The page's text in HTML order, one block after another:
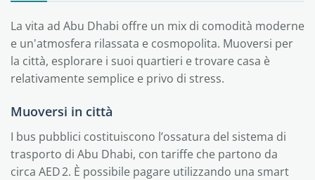
La vita ad Abu Dhabi offre un mix di comodità moderne
e un'atmosfera rilassata e cosmopolita. Muoversi per
la città, esplorare i suoi quartieri e trovare casa è
relativamente semplice e privo di stress.
Muoversi in città
I bus pubblici costituiscono l’ossatura del sistema di
trasporto di Abu Dhabi, con tariffe che partono da
circa AED 2. È possibile pagare utilizzando una smart